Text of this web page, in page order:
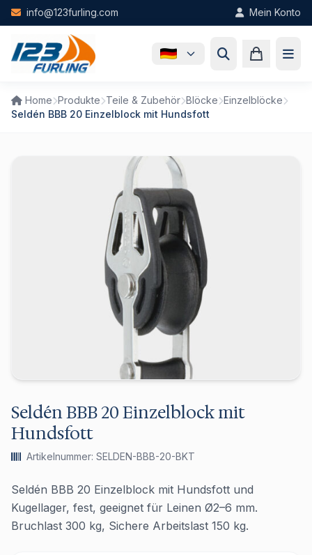
Skip to main content
info@123furling.com Mein Konto
Home Produkte Teile & Zubehör Blöcke Einzelblöcke
Seldén BBB 20 Einzelblock mit Hundsfott
Seldén BBB 20 Einzelblock mit
Hundsfott
Artikelnummer: SELDEN-BBB-20-BKT
Seldén BBB 20 Einzelblock mit Hundsfott und
Kugellager, fest, geeignet für Leinen Ø2–6 mm.
Bruchlast 300 kg, Sichere Arbeitslast 150 kg.